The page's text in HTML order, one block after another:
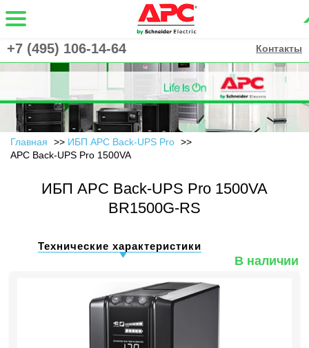
+7 (495) 106-14-64 Контакты
Главная
ИБП APC Back-UPS Pro
APC Back-UPS Pro 1500VA
ИБП APC Back-UPS Pro 1500VA
BR1500G-RS
Технические характеристики
В наличии